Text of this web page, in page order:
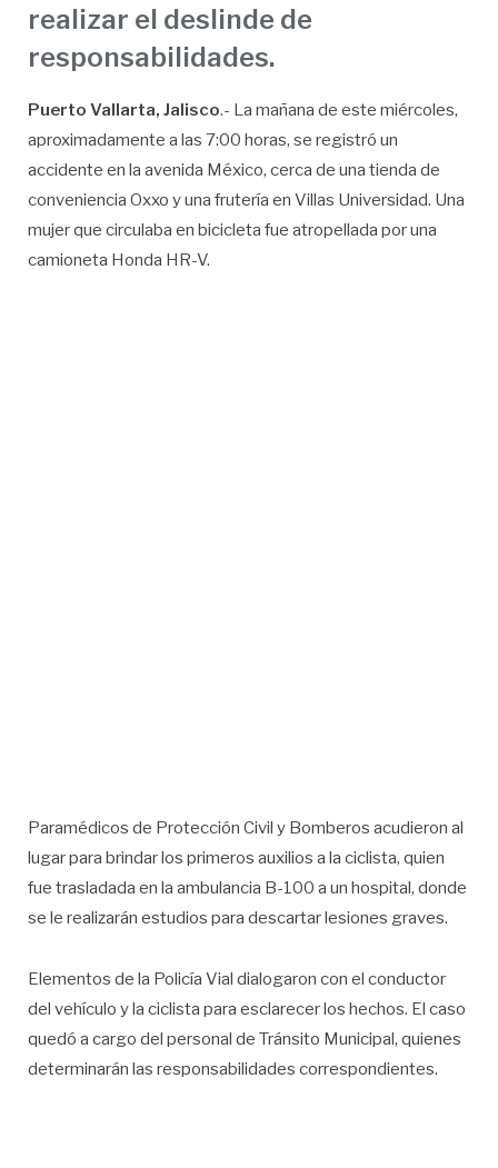
realizar el deslinde de
responsabilidades.
Puerto Vallarta, Jalisco.- La mañana de este miércoles,
aproximadamente a las 7:00 horas, se registró un
accidente en la avenida México, cerca de una tienda de
conveniencia Oxxo y una frutería en Villas Universidad. Una
mujer que circulaba en bicicleta fue atropellada por una
camioneta Honda HR-V.
Paramédicos de Protección Civil y Bomberos acudieron al
lugar para brindar los primeros auxilios a la ciclista, quien
fue trasladada en la ambulancia B-100 a un hospital, donde
se le realizarán estudios para descartar lesiones graves.
Elementos de la Policía Vial dialogaron con el conductor
del vehículo y la ciclista para esclarecer los hechos. El caso
quedó a cargo del personal de Tránsito Municipal, quienes
determinarán las responsabilidades correspondientes.